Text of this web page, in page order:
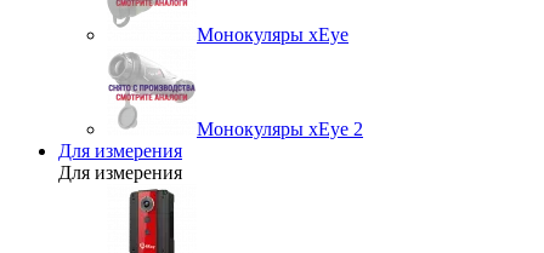
Монокуляры xEye
Монокуляры xEye 2
Для измерения
Для измерения